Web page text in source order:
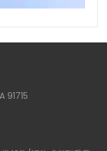
91715